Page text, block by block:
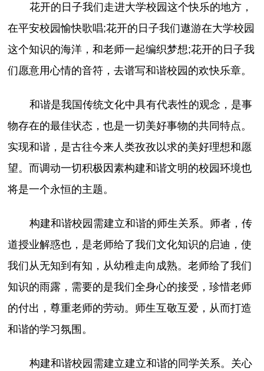
花开的日子我们走进大学校园这个快乐的地方，
在平安校园愉快歌唱;花开的日子我们遨游在大学校园
这个知识的海洋，和老师一起编织梦想;花开的日子我
们愿意用心情的音符，去谱写和谐校园的欢快乐章。
和谐是我国传统文化中具有代表性的观念，是事
物存在的最佳状态，也是一切美好事物的共同特点。
实现和谐，是古往今来人类孜孜以求的美好理想和愿
望。而调动一切积极因素构建和谐文明的校园环境也
将是一个永恒的主题。
构建和谐校园需建立和谐的师生关系。师者，传
道授业解惑也，是老师给了我们文化知识的启迪，使
我们从无知到有知，从幼稚走向成熟。老师给了我们
知识的雨露，需要的是我们全身心的接受，珍惜老师
的付出，尊重老师的劳动。师生互敬互爱，从而打造
和谐的学习氛围。
构建和谐校园需建立建立和谐的同学关系。关心